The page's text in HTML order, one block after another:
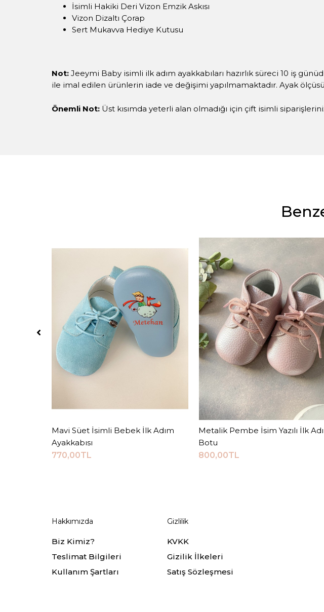
İsimli Hakiki Deri Vizon Emzik Askısı
Vizon Dizaltı Çorap
Sert Mukavva Hediye Kutusu
Not: Jeeymi Baby isimli ilk adım ayakkabıları hazırlık süreci 10 iş
ile imal edilen ürünlerin iade ve değişimi yapılmamaktadır. Ayak
Önemli Not: Üst kısımda yeterli alan olmadığı için çift isimli
Sepete Ekle
Mavi Süet İsimli Bebek İlk Adım
Ayakkabısı
770,00TL
Sepete Ekle
Metalik Pembe İsim Yazılı İlk
Botu
800,00TL
Hakkımızda
Biz Kimiz?
Teslimat Bilgileri
Kullanım Şartları
Gizlilik
KVKK
Gizilik İlkeleri
Satış Sözleşmesi